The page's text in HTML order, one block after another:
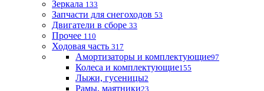
Зеркала 133
Запчасти для снегоходов 53
Двигатели в сборе 33
Прочее 110
Ходовая часть 317
Амортизаторы и комплектующие97
Колеса и комплектующие155
Лыжи, гусеницы2
Рамы, маятники23